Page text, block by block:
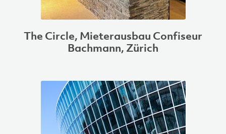
The Circle, Mieterausbau Confiseur
Bachmann, Zürich